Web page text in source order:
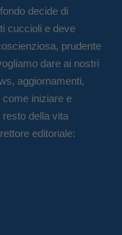
decide di
cuccioli e deve
prudente
dare ai nostri
aggiornamenti,
come iniziare e
della vita
editoriale: